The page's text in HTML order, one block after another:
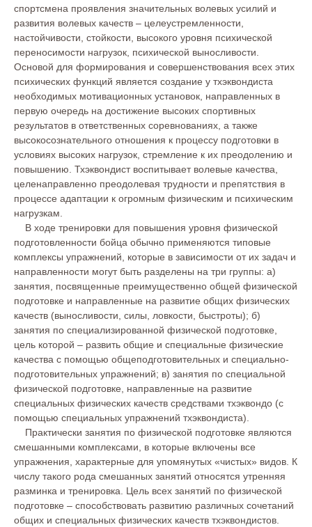
спортсмена проявления значительных волевых усилий и
развития волевых качеств – целеустремленности,
настойчивости, стойкости, высокого уровня психической
переносимости нагрузок, психической выносливости.
Основой для формирования и совершенствования всех этих
психических функций является создание у тхэквондиста
необходимых мотивационных установок, направленных в
первую очередь на достижение высоких спортивных
результатов в ответственных соревнованиях, а также
высокосознательного отношения к процессу подготовки в
условиях высоких нагрузок, стремление к их преодолению и
повышению. Тхэквондист воспитывает волевые качества,
целенаправленно преодолевая трудности и препятствия в
процессе адаптации к огромным физическим и психическим
нагрузкам.
В ходе тренировки для повышения уровня физической
подготовленности бойца обычно применяются типовые
комплексы упражнений, которые в зависимости от их задач и
направленности могут быть разделены на три группы: а)
занятия, посвященные преимущественно общей физической
подготовке и направленные на развитие общих физических
качеств (выносливости, силы, ловкости, быстроты); б)
занятия по специализированной физической подготовке,
цель которой – развить общие и специальные физические
качества с помощью общеподготовительных и специально-
подготовительных упражнений; в) занятия по специальной
физической подготовке, направленные на развитие
специальных физических качеств средствами тхэквондо (с
помощью специальных упражнений тхэквондиста).
Практически занятия по физической подготовке являются
смешанными комплексами, в которые включены все
упражнения, характерные для упомянутых «чистых» видов. К
числу такого рода смешанных занятий относятся утренняя
разминка и тренировка. Цель всех занятий по физической
подготовке – способствовать развитию различных сочетаний
общих и специальных физических качеств тхэквондистов.